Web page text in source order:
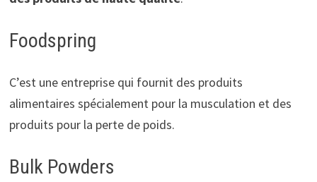
Foodspring
C’est une entreprise qui fournit des produits
alimentaires spécialement pour la musculation et des
produits pour la perte de poids.
Bulk Powders